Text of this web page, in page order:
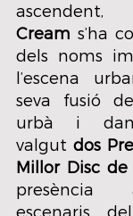
Cream s’ha
dels noms
l’escena
seva fusió
urbà i
valgut dos
Millor Disc
presència